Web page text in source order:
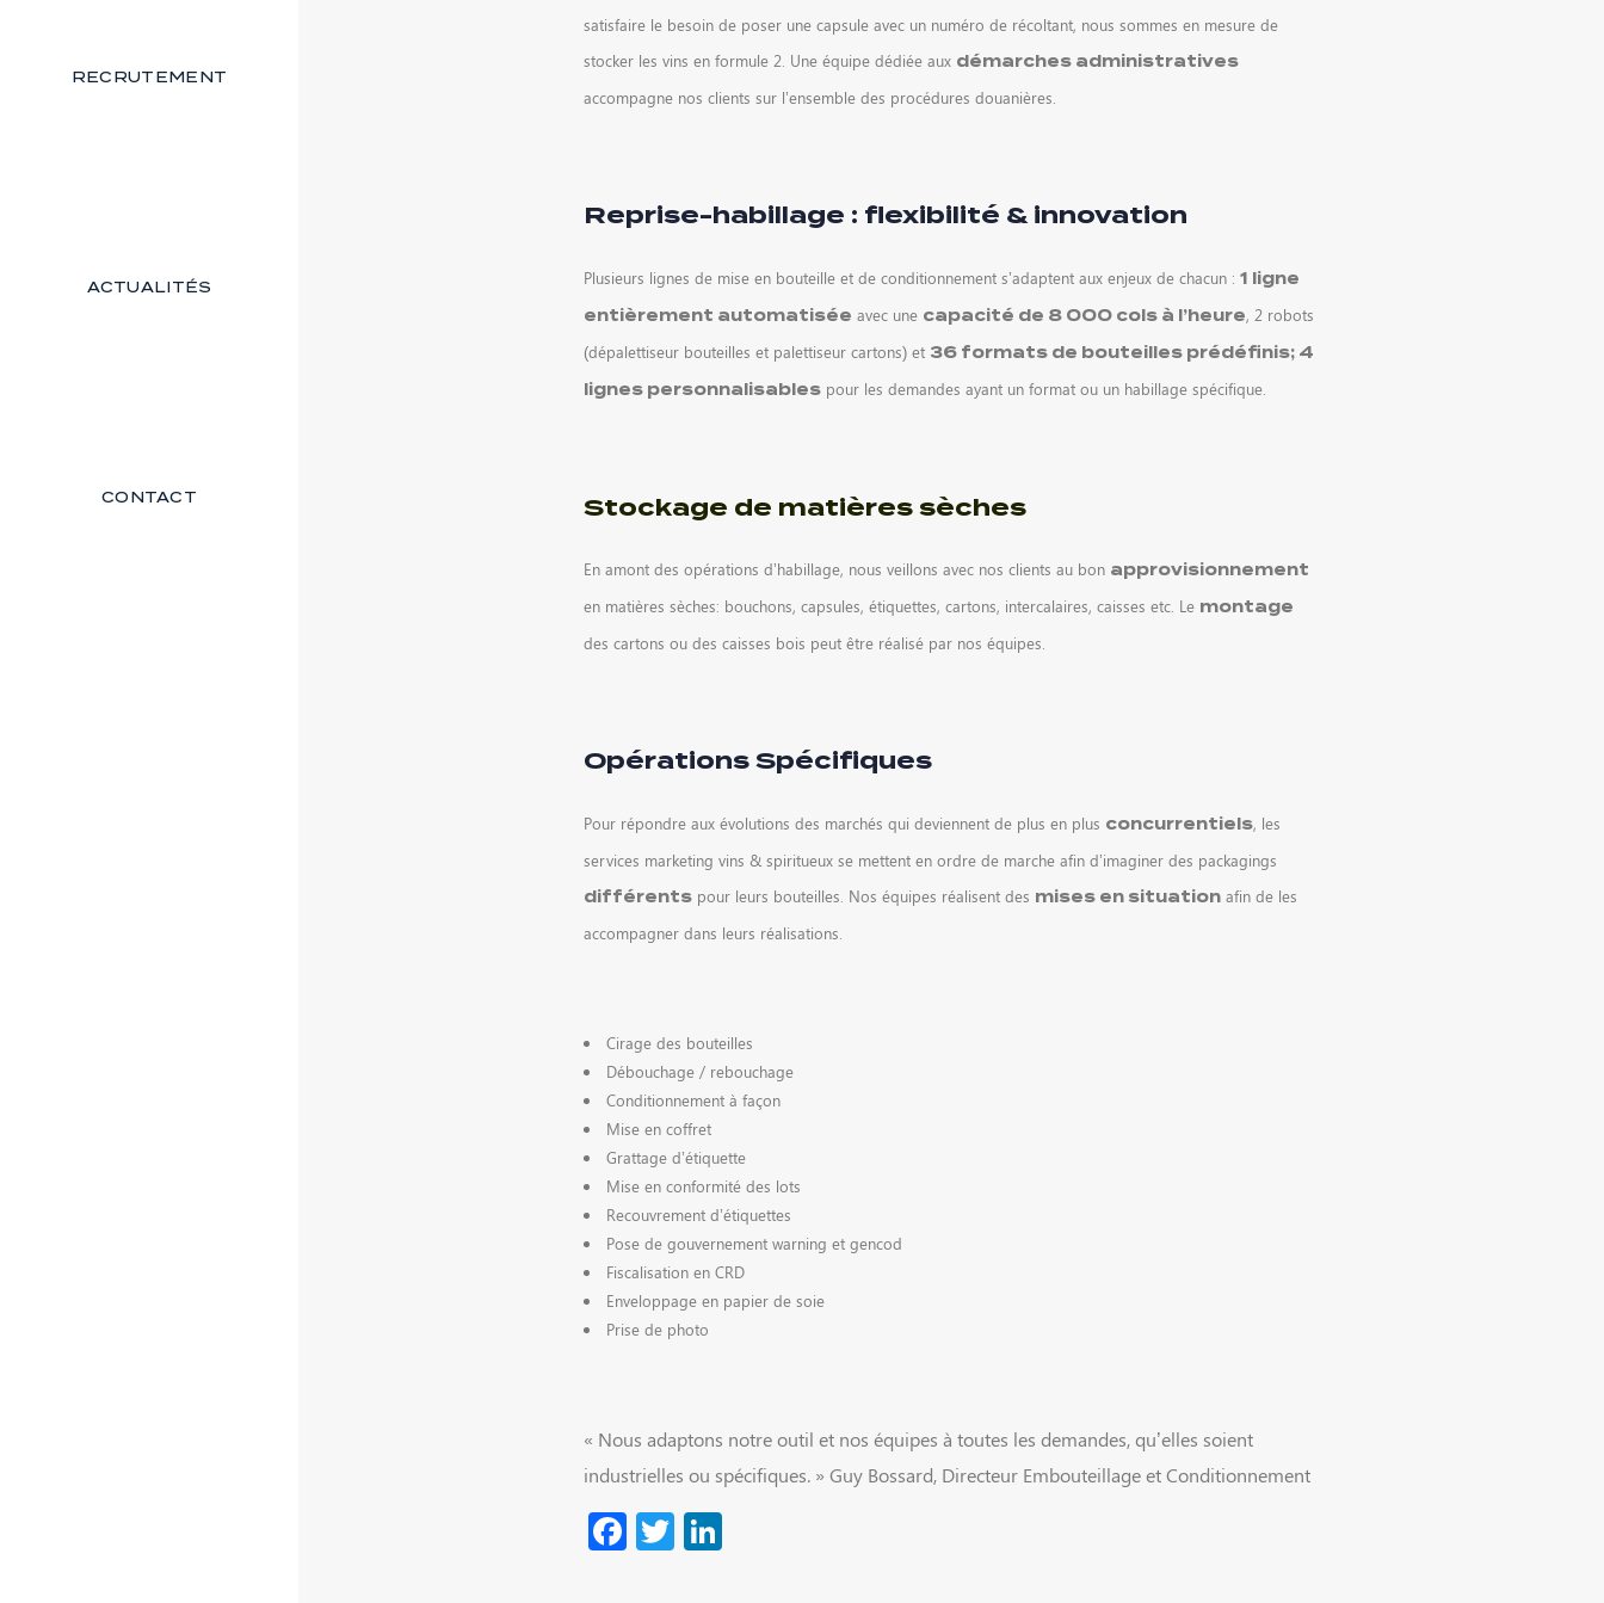
RECRUTEMENT
ACTUALITÉS
CONTACT
satisfaire le besoin de poser une capsule avec un numéro de récoltant, nous sommes en mesure de
stocker les vins en formule 2. Une équipe dédiée aux démarches administratives
accompagne nos clients sur l’ensemble des procédures douanières.
Reprise-habillage : flexibilité & innovation
Plusieurs lignes de mise en bouteille et de conditionnement s’adaptent aux enjeux de chacun : 1 ligne
entièrement automatisée avec une capacité de 8 000 cols à l’heure, 2 robots
(dépalettiseur bouteilles et palettiseur cartons) et 36 formats de bouteilles prédéfinis; 4
lignes personnalisables pour les demandes ayant un format ou un habillage spécifique.
Stockage de matières sèches
En amont des opérations d’habillage, nous veillons avec nos clients au bon approvisionnement
en matières sèches: bouchons, capsules, étiquettes, cartons, intercalaires, caisses etc. Le montage
des cartons ou des caisses bois peut être réalisé par nos équipes.
Opérations Spécifiques
Pour répondre aux évolutions des marchés qui deviennent de plus en plus concurrentiels, les
services marketing vins & spiritueux se mettent en ordre de marche afin d’imaginer des packagings
différents pour leurs bouteilles. Nos équipes réalisent des mises en situation afin de les
accompagner dans leurs réalisations.
Cirage des bouteilles
Débouchage / rebouchage
Conditionnement à façon
Mise en coffret
Grattage d’étiquette
Mise en conformité des lots
Recouvrement d’étiquettes
Pose de gouvernement warning et gencod
Fiscalisation en CRD
Enveloppage en papier de soie
Prise de photo
« Nous adaptons notre outil et nos équipes à toutes les demandes, qu’elles soient
industrielles ou spécifiques. » Guy Bossard, Directeur Embouteillage et Conditionnement
Facebook
Twitter